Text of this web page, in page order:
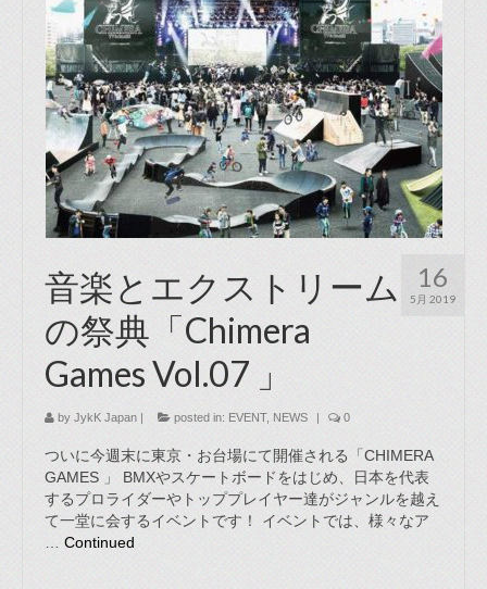
16
5月 2019
音楽とエクストリーム
の祭典「Chimera
Games Vol.07 」
by JykK Japan | posted in: EVENT, NEWS | 0
ついに今週末に東京・お台場にて開催される「CHIMERA
GAMES 」 BMXやスケートボードをはじめ、日本を代表
するプロライダーやトッププレイヤー達がジャンルを越え
て一堂に会するイベントです！ イベントでは、様々なア
Continued